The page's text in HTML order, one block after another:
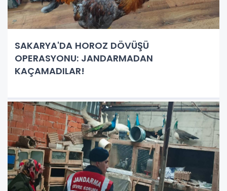
SAKARYA'DA HOROZ DÖVÜŞÜ
OPERASYONU: JANDARMADAN
KAÇAMADILAR!